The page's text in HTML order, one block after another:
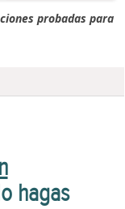
probadas para
hagas